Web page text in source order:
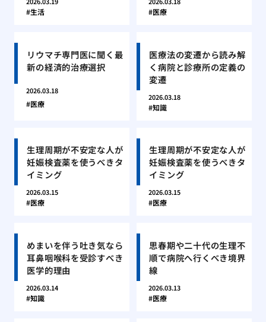
生活 医療
リウマチ専門医に聞く最
新の経済的治療選択
2026.03.18
医療
医療法の変遷から読み解
く病院と診療所の定義の
変遷
2026.03.18
知識
生理周期が不安定な人が
妊娠検査薬を使うべきタ
イミング
2026.03.15
医療
生理周期が不安定な人が
妊娠検査薬を使うべきタ
イミング
2026.03.15
医療
めまいを伴う吐き気なら
耳鼻咽喉科を受診すべき
医学的理由
2026.03.14
知識
思春期や二十代の生理不
順で病院へ行くべき境界
線
2026.03.13
医療